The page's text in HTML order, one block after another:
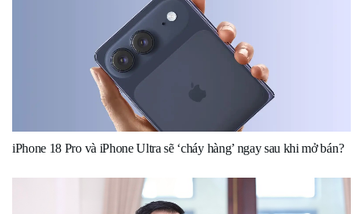
iPhone 18 Pro và iPhone Ultra sẽ ‘cháy hàng’ ngay sau khi mở bán?